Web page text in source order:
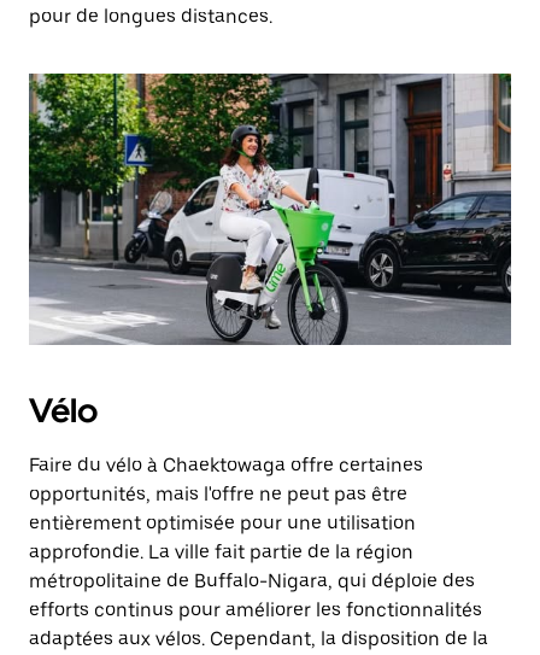
pour de longues distances.
Vélo
Faire du vélo à Chaektowaga offre certaines
opportunités, mais l'offre ne peut pas être
entièrement optimisée pour une utilisation
approfondie. La ville fait partie de la région
métropolitaine de Buffalo-Nigara, qui déploie des
efforts continus pour améliorer les fonctionnalités
adaptées aux vélos. Cependant, la disposition de la